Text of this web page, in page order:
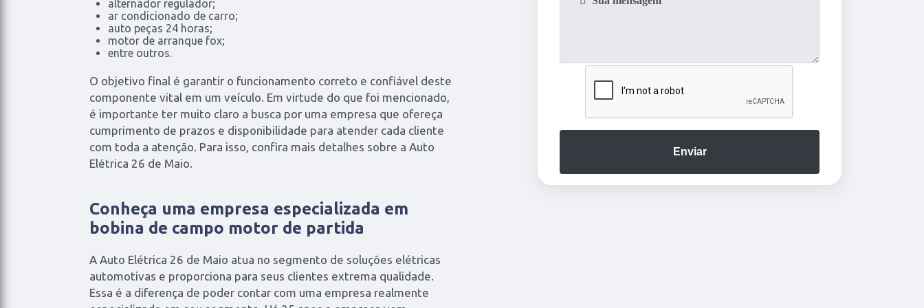
alternador regulador;
ar condicionado de carro;
auto peças 24 horas;
motor de arranque fox;
entre outros.
O objetivo final é garantir o funcionamento correto e confiável deste
componente vital em um veículo. Em virtude do que foi mencionado,
é importante ter muito claro a busca por uma empresa que ofereça
cumprimento de prazos e disponibilidade para atender cada cliente
com toda a atenção. Para isso, confira mais detalhes sobre a Auto
Elétrica 26 de Maio.
Conheça uma empresa especializada em
bobina de campo motor de partida
A Auto Elétrica 26 de Maio atua no segmento de soluções elétricas
automotivas e proporciona para seus clientes extrema qualidade.
Essa é a diferença de poder contar com uma empresa realmente
Enviar